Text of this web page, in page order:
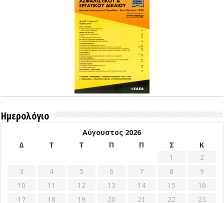
Ημερολόγιο
Αύγουστος 2026
Δ
Τ Τ Π Π Σ
Κ
1
2
3
4 5 6 7 8
9
10
11 12 13 14 15
16
17
18 19 20 21 22
23